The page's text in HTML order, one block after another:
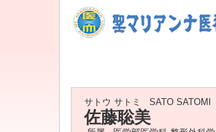
サトウ サトミ SATO SATOMI
佐藤聡美